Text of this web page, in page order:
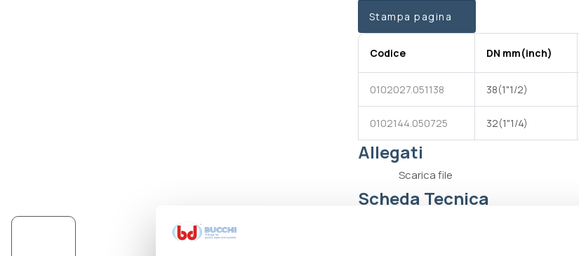
Raccordo femmina diritto BDFast® Corrugated in
polipropilene con un'estremità per tubo DN ed
una guarnizione piana in EPDM
Stampa pagina
Codice DN mm(inch)
0102027.051138 38(1"1/2)
0102144.050725 32(1"1/4)
Allegati
Scarica file
Scheda Tecnica